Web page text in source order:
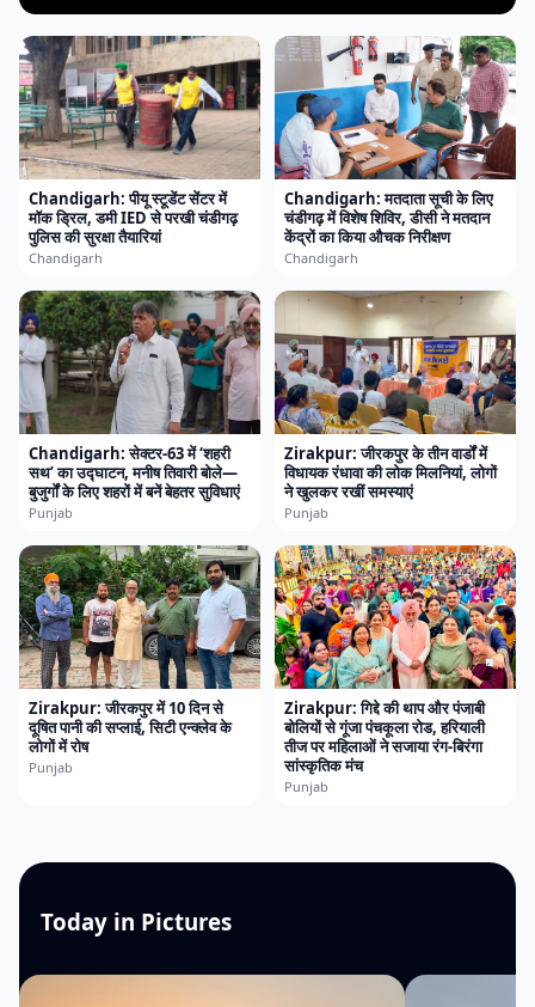
Chandigarh: पीयू स्टूडेंट सेंटर में
मॉक ड्रिल, डमी IED से परखी चंडीगढ़
पुलिस की सुरक्षा तैयारियां
Chandigarh
Chandigarh: मतदाता सूची के लिए
चंडीगढ़ में विशेष शिविर, डीसी ने मतदान
केंद्रों का किया औचक निरीक्षण
Chandigarh
Chandigarh: सेक्टर-63 में ‘शहरी
सथ’ का उद्घाटन, मनीष तिवारी बोले—
बुजुर्गों के लिए शहरों में बनें बेहतर सुविधाएं
Punjab
Zirakpur: जीरकपुर के तीन वार्डों में
विधायक रंधावा की लोक मिलनियां, लोगों
ने खुलकर रखीं समस्याएं
Punjab
Zirakpur: जीरकपुर में 10 दिन से
दूषित पानी की सप्लाई, सिटी एन्क्लेव के
लोगों में रोष
Punjab
Zirakpur: गिद्दे की थाप और पंजाबी
बोलियों से गूंजा पंचकूला रोड, हरियाली
तीज पर महिलाओं ने सजाया रंग-बिरंगा
सांस्कृतिक मंच
Punjab
Today in Pictures